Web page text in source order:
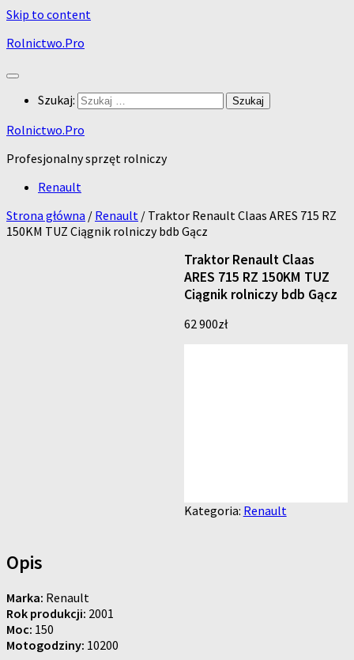
Skip to content
Rolnictwo.Pro
Szukaj:
Rolnictwo.Pro
Profesjonalny sprzęt rolniczy
Renault
Strona główna / Renault / Traktor Renault Claas ARES 715 RZ
150KM TUZ Ciągnik rolniczy bdb Gącz
Traktor Renault Claas
ARES 715 RZ 150KM TUZ
Ciągnik rolniczy bdb Gącz
62 900zł
Kategoria: Renault
Opis
Marka: Renault
Rok produkcji: 2001
Moc: 150
Motogodziny: 10200